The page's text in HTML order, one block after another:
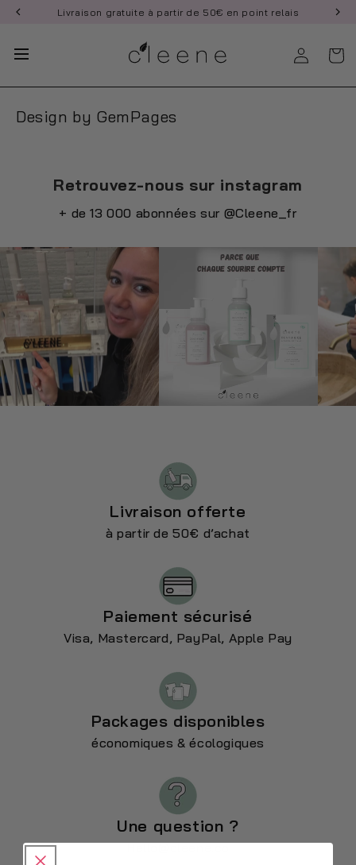
passer
contenu
Livraison gratuite à partir de 50€ en point relais
Lead Generation
Page - May 15, 11:16:24
Design by GemPages
Retrouvez-nous sur instagram
+ de 13 000 abonnées sur @Cleene_fr
Livraison offerte
à partir de 50€ d’achat
Paiement sécurisé
Visa, Mastercard, PayPal, Apple Pay
Packages disponibles
économiques & écologiques
Une question ?
Hello@cleene.co